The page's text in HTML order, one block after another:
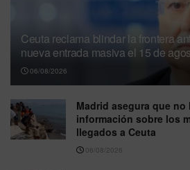
Ceuta reclama blindar la frontera
nueva entrada masiva el 15 de
06/08/2026
Madrid asegura que no
información sobre los
llegados a Ceuta
06/08/2026